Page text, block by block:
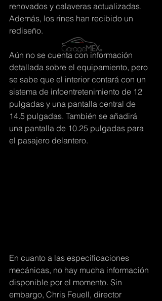
renovados y calaveras actualizadas.
Además, los rines han recibido un
rediseño.
Aún no se cuenta con información
detallada sobre el equipamiento, pero
se sabe que el interior contará con un
sistema de infoentretenimiento de 12
pulgadas y una pantalla central de
14.5 pulgadas. También se añadirá
una pantalla de 10.25 pulgadas para
el pasajero delantero.
En cuanto a las especificaciones
mecánicas, no hay mucha información
disponible por el momento. Sin
embargo, Chris Feuell, director